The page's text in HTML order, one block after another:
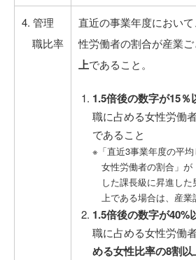
4. 管理
職比率
直近の事業年度におい
性労働者の割合が産業
上であること。
1.5倍後の数字が15％
職に占める女性労働
であること
※「直近3事業年度の平
女性労働者の割合」
した課長級に昇進し
上である場合は、産業
1.5倍後の数字が40%
職に占める女性労働
める女性比率の8割以